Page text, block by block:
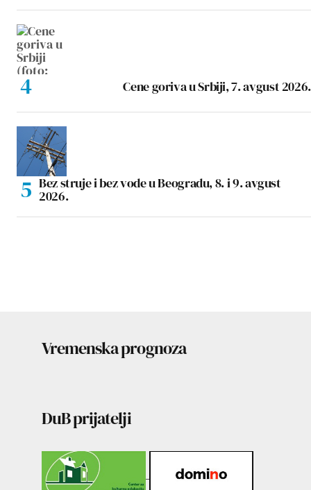
Cene goriva u Srbiji, 7. avgust 2026.
Bez struje i bez vode u Beogradu, 8. i 9. avgust
2026.
Vremenska prognoza
DuB prijatelji